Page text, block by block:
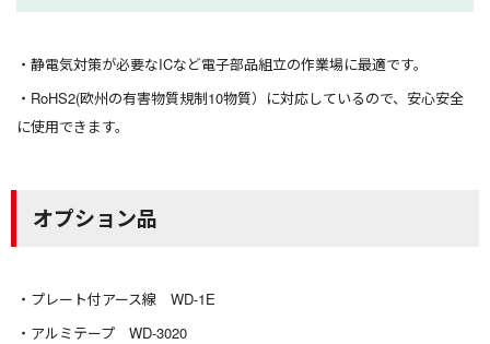
静電気対策が必要なICなど電子部品組立の作業場に最適です。
RoHS2(欧州の有害物質規制10物質）に対応しているので、安心安全
に使用できます。
オプション品
プレート付アース線 WD-1E
アルミテープ WD-3020